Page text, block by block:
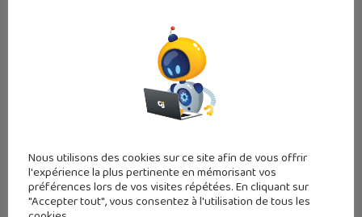
Nous utilisons des cookies sur ce site afin de vous offrir
l'expérience la plus pertinente en mémorisant vos
préférences lors de vos visites répétées. En cliquant sur
"Accepter tout", vous consentez à l'utilisation de tous les